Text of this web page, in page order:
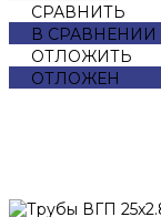
СРАВНИТЬ
В СРАВНЕНИИ
ОТЛОЖИТЬ
ОТЛОЖЕН